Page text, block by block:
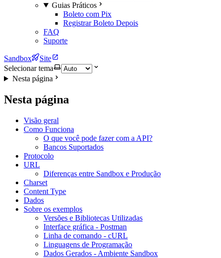
Guias Práticos
Boleto com Pix
Registrar Boleto Depois
FAQ
Suporte
Sandbox
Site
Selecionar tema
Nesta página
Nesta página
Visão geral
Como Funciona
O que você pode fazer com a API?
Bancos Suportados
Protocolo
URL
Diferenças entre Sandbox e Produção
Charset
Content Type
Dados
Sobre os exemplos
Versões e Bibliotecas Utilizadas
Interface gráfica - Postman
Linha de comando - cURL
Linguagens de Programação
Dados Gerados - Ambiente Sandbox